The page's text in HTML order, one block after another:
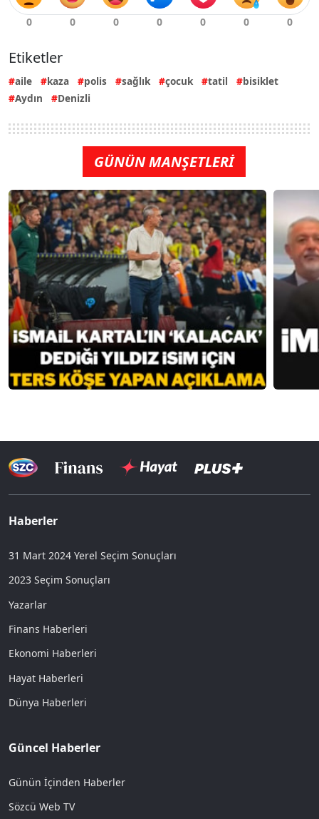
Etiketler
aile kaza polis sağlık çocuk tatil
bisiklet
Aydın
Denizli
GÜNÜN MANŞETLERİ
Haberler
31 Mart 2024 Yerel Seçim Sonuçları
2023 Seçim Sonuçları
Yazarlar
Finans Haberleri
Ekonomi Haberleri
Hayat Haberleri
Dünya Haberleri
Güncel Haberler
Günün İçinden Haberler
Sözcü Web TV